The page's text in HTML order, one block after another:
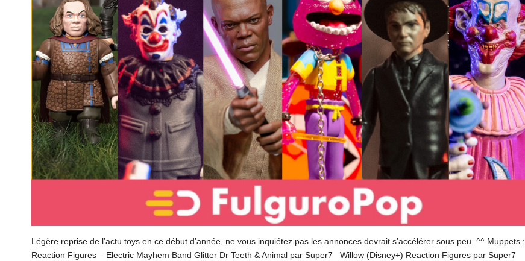
Légère reprise de l’actu toys en ce début d’année, ne vous inquiétez pas les annonces devrait s’accélérer sous peu. ^^ Muppets :
Reaction Figures – Electric Mayhem Band Glitter Dr Teeth & Animal par Super7 Willow (Disney+) Reaction Figures par Super7